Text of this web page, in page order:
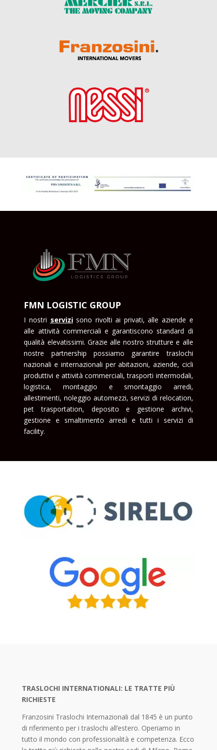
FMN LOGISTIC GROUP
I nostri servizisono rivolti ai privati, alle aziende e
alle attività commerciali e garantiscono standard di
qualità elevatissimi. Grazie alle nostro strutture e alle
nostre partnership possiamo garantire traslochi
nazionali e internazionali per abitazioni, aziende, cicli
produttivi e attività commerciali, trasporti intermodali,
logistica, montaggio e smontaggio arredi,
allestimenti, noleggio automezzi, servizi di relocation,
pet trasportation, deposito e gestione archivi,
gestione e smaltimento arredi e tutti i servizi di
facility.
TRASLOCHI INTERNATIONALI: LE TRATTE PIÙ
RICHIESTE
Franzosini Traslochi Internazionali dal 1845 è un punto
di riferimento per i traslochi all’estero. Operiamo in
tutto il mondo con professionalità e competenza. Ecco